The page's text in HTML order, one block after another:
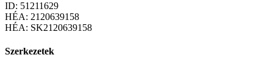
ID: 51211629
HÉA: 2120639158
HÉA: SK2120639158
Szerkezetek